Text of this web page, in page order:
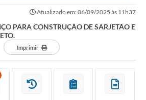
Atualizado em: 06/09/2025 às 11h37
PARA CONSTRUÇÃO DE SARJETÃO E
Imprimir